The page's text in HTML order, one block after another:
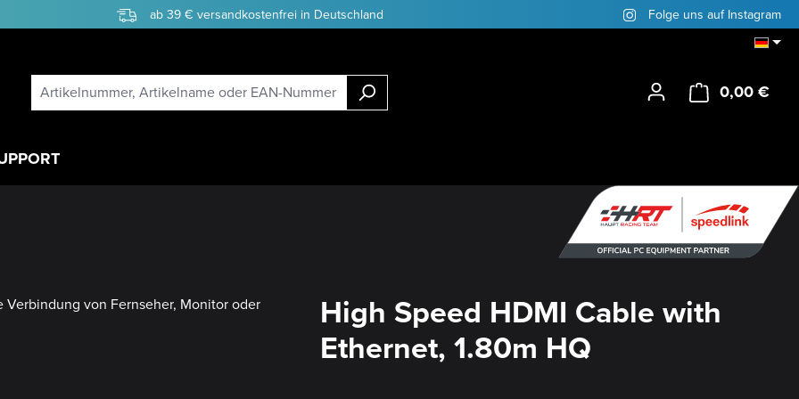
ab 39 € versandkostenfrei in Deutschland Folge uns auf Instagram
0,00 €
High Speed HDMI Cable with
Ethernet, 1.80m HQ